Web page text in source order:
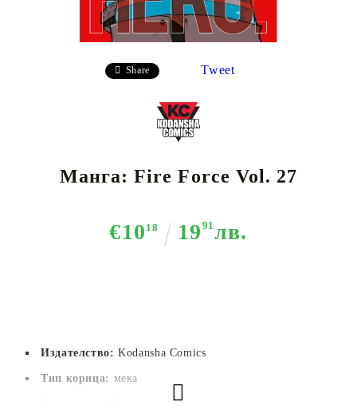
Share Tweet
Манга: Fire Force Vol. 27
€10 18 19 91 лв.
Издателство: Kodansha Comics
Тип корица: мека